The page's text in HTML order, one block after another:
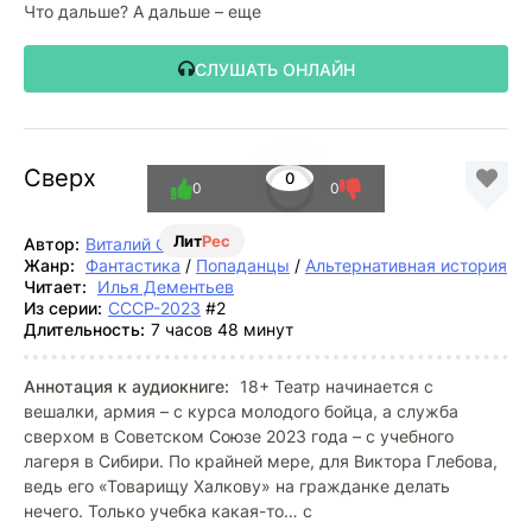
Что дальше? А дальше – еще
СЛУШАТЬ ОНЛАЙН
Сверх
ЛитРес
0
0 0
Автор: Виталий Останин
Жанр:
Фантастика / Попаданцы / Альтернативная история
Читает:
Илья Дементьев
Из серии: СССР-2023 #2
Длительность: 7 часов 48 минут
Аннотация к аудиокниге:
18+ Театр начинается с
вешалки, армия – с курса молодого бойца, а служба
сверхом в Советском Союзе 2023 года – с учебного
лагеря в Сибири. По крайней мере, для Виктора Глебова,
ведь его «Товарищу Халкову» на гражданке делать
нечего. Только учебка какая-то… с